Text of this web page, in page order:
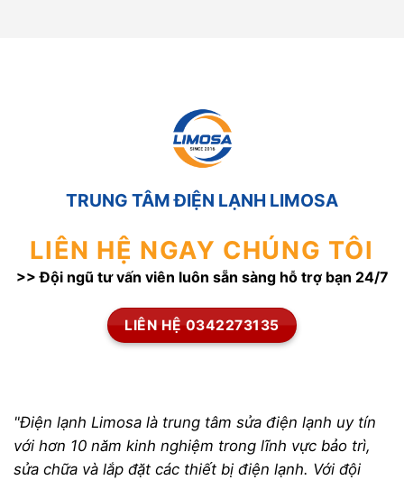
TRUNG TÂM ĐIỆN LẠNH LIMOSA
LIÊN HỆ NGAY CHÚNG TÔI
>> Đội ngũ tư vấn viên luôn sẵn sàng hỗ trợ bạn 24/7
LIÊN HỆ 0342273135
"Điện lạnh Limosa là trung tâm sửa điện lạnh uy tín
với hơn 10 năm kinh nghiệm trong lĩnh vực bảo trì,
sửa chữa và lắp đặt các thiết bị điện lạnh. Với đội